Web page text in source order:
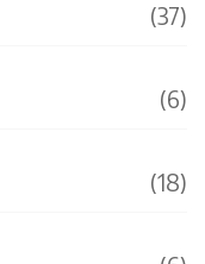
(37)
(6)
(18)